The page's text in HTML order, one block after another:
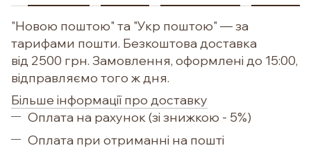
"Новою поштою" та "Укр поштою" — за
тарифами пошти. Безкоштова доставка
від 2500 грн. Замовлення, оформлені до 15:00,
відправляємо того ж дня.
Більше інформації про доставку
Оплата на рахунок (зі знижкою - 5%)
Оплата при отриманні на пошті